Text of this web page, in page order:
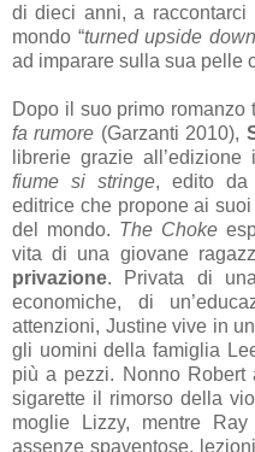
di dieci anni, a
mondo “turned upside down
ad imparare sulla sua pelle
Dopo il suo primo romanzo
fa rumore (Garzanti 2010),
librerie grazie all’edizione
fiume si stringe, edito da
editrice che propone ai
del mondo. The Choke
vita di una giovane
privazione. Privata di
economiche, di
attenzioni, Justine vive in
gli uomini della famiglia
più a pezzi. Nonno Robert
sigarette il rimorso della
moglie Lizzy, mentre
assenze spaventose,